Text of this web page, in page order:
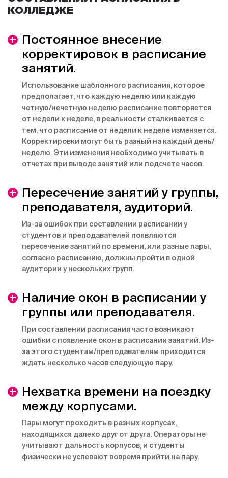
КОЛЛЕДЖЕ
Постоянное внесение
корректировок в расписание
занятий.
Использование шаблонного расписания, которое
предполагает, что каждую неделю или каждую
четную/нечетную неделю расписание повторяется
от недели к неделе, в реальности сталкивается с
тем, что расписание от недели к неделе изменяется.
Корректировки могут быть разный на каждый день/
неделю. Эти изменения необходимо учитывать в
отчетах при выводе занятий или подсчете часов.
Пересечение занятий у группы,
преподавателя, аудиторий.
Из-за ошибок при составлении расписании у
студентов и преподавателей появляются
пересечение занятий по времени, или разные пары,
согласно расписанию, должны пройти в одной
аудитории у нескольких групп.
Наличие окон в расписании у
группы или преподавателя.
При составлении расписания часто возникают
ошибки с появление окон в расписании занятий. Из-
за этого студентам/преподавателям приходится
ждать несколько часов следующую пару.
Нехватка времени на поездку
между корпусами.
Пары могут проходить в разных корпусах,
находящихся далеко друг от друга. Операторы не
учитывают дальность корпусов, и студенты
физически не успевают вовремя прийти на пару.